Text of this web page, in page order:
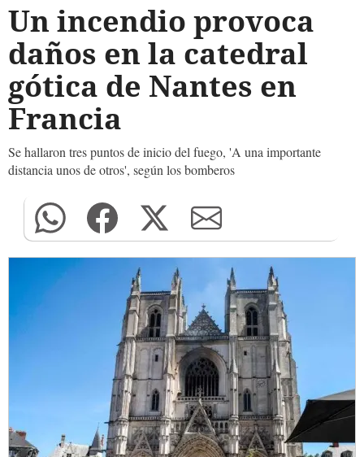
Un incendio provoca
daños en la catedral
gótica de Nantes en
Francia
Se hallaron tres puntos de inicio del fuego, 'A una importante
distancia unos de otros', según los bomberos